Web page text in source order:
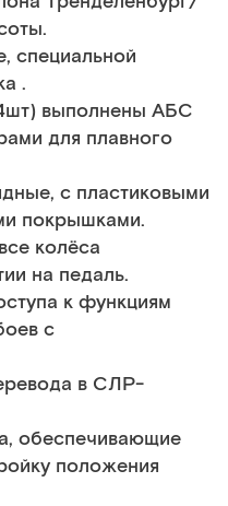
специальной
.
выполнены АБС
для плавного
с пластиковыми
покрышками.
колёса
на педаль.
к функциям
с
в СЛР-
обеспечивающие
положения